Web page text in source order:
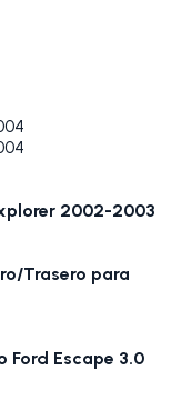
2002-2003
Trasero para
Ford Escape 3.0